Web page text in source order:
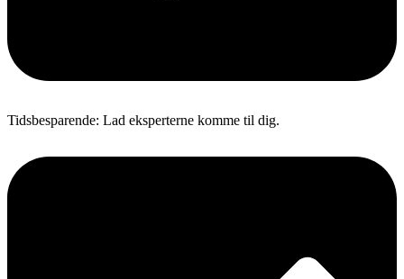
Tidsbesparende: Lad eksperterne komme til dig.